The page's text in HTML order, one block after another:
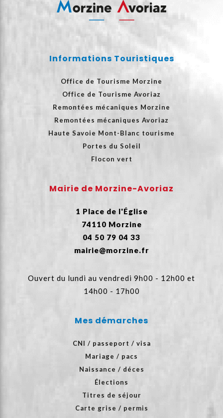
Informations Touristiques
Office de Tourisme Morzine
Office de Tourisme Avoriaz
Remontées mécaniques Morzine
Remontées mécaniques Avoriaz
Haute Savoie Mont-Blanc tourisme
Portes du Soleil
Flocon vert
Mairie de Morzine-Avoriaz
1 Place de l'Église
74110 Morzine
04 50 79 04 33
mairie@morzine.fr
Ouvert du lundi au vendredi 9h00 - 12h00 et
14h00 - 17h00
Mes démarches
CNI / passeport / visa
Mariage / pacs
Naissance / déces
Élections
Titres de séjour
Carte grise / permis